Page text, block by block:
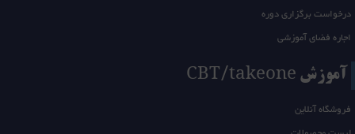
درخواست برگزاری دوره
اجاره فضای آموزشی
آموزش CBT/takeone
فروشگاه آنلاین